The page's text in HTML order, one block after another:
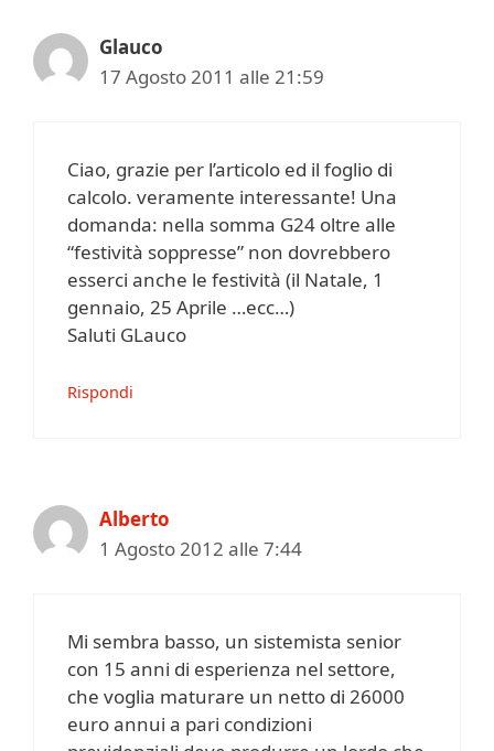
Glauco
17 Agosto 2011 alle 21:59
Ciao, grazie per l’articolo ed il foglio di
calcolo. veramente interessante! Una
domanda: nella somma G24 oltre alle
“festività soppresse” non dovrebbero
esserci anche le festività (il Natale, 1
gennaio, 25 Aprile …ecc…)
Saluti GLauco
Rispondi
Alberto
1 Agosto 2012 alle 7:44
Mi sembra basso, un sistemista senior
con 15 anni di esperienza nel settore,
che voglia maturare un netto di 26000
euro annui a pari condizioni